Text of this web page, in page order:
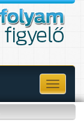
Toggle